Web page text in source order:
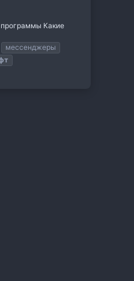
программы Какие
мессенджеры